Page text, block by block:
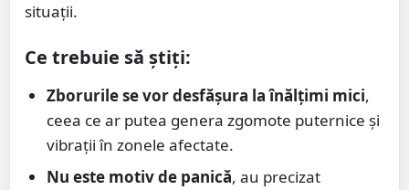
situații.
Ce trebuie să știți:
Zborurile se vor desfășura la înălțimi mici,
ceea ce ar putea genera zgomote puternice și
vibrații în zonele afectate.
Nu este motiv de panică, au precizat